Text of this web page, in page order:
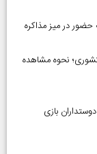
در میز مذاکره
کشوری؛ نحوه مشاهده